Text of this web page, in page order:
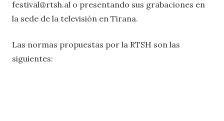
festival@rtsh.al o presentando sus grabaciones en
la sede de la televisión en Tirana.
Las normas propuestas por la RTSH son las
siguientes: